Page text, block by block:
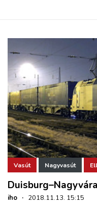
Vasút Nagyvasút
iho · 2018.11.13. 15:15